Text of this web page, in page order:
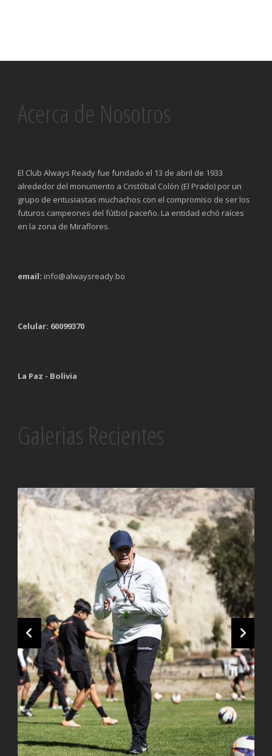
Acerca de Nosotros
El Club Always Ready fue fundado el 13 de abril de 1933
alrededor del monumento a Cristóbal Colón (El Prado) por un
grupo de entusiastas muchachos con el compromiso de ser los
futuros campeones del fútbol paceño. La entidad echó raíces
en la zona de Miraflores.
email: info@alwaysready.bo
Celular: 60099370
La Paz - Bolivia
Galerias Recientes